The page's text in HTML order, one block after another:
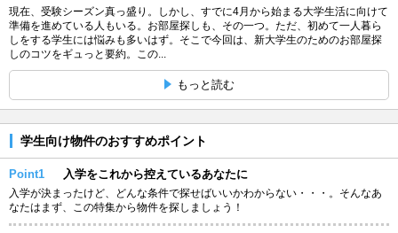
現在、受験シーズン真っ盛り。しかし、すでに4月から始まる大学生活に向けて
準備を進めている人もいる。お部屋探しも、その一つ。ただ、初めて一人暮ら
しをする学生には悩みも多いはず。そこで今回は、新大学生のためのお部屋探
しのコツをギュっと要約。この...
もっと読む
学生向け物件のおすすめポイント
Point1 入学をこれから控えているあなたに
入学が決まったけど、どんな条件で探せばいいかわからない・・・。そんなあ
なたはまず、この特集から物件を探しましょう！